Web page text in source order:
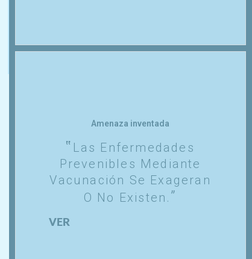
Amenaza inventada
Las Enfermedades
Prevenibles Mediante
Vacunación Se Exageran
O No Existen.
VER